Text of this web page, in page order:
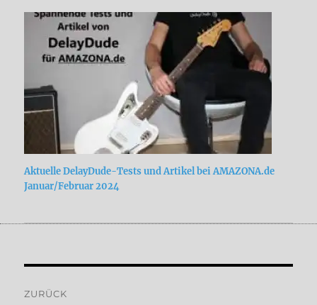
Aktuelle DelayDude-Tests und Artikel bei AMAZONA.de
Januar/Februar 2024
ZURÜCK